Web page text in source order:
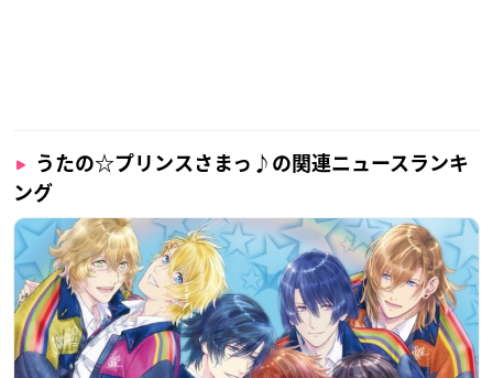
うたの☆プリンスさまっ♪の関連ニュースランキ
ング